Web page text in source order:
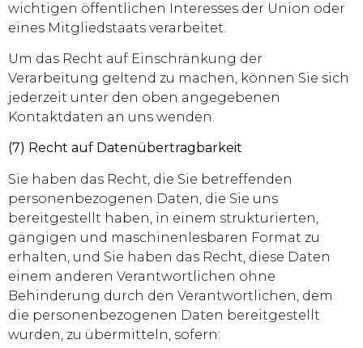
wichtigen öffentlichen Interesses der Union oder
eines Mitgliedstaats verarbeitet.
Um das Recht auf Einschränkung der
Verarbeitung geltend zu machen, können Sie sich
jederzeit unter den oben angegebenen
Kontaktdaten an uns wenden.
(7) Recht auf Datenübertragbarkeit
Sie haben das Recht, die Sie betreffenden
personenbezogenen Daten, die Sie uns
bereitgestellt haben, in einem strukturierten,
gängigen und maschinenlesbaren Format zu
erhalten, und Sie haben das Recht, diese Daten
einem anderen Verantwortlichen ohne
Behinderung durch den Verantwortlichen, dem
die personenbezogenen Daten bereitgestellt
wurden, zu übermitteln, sofern: